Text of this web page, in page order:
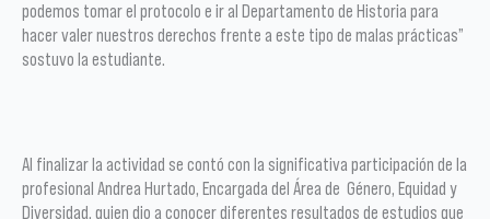
podemos tomar el protocolo e ir al Departamento de Historia para
hacer valer nuestros derechos frente a este tipo de malas prácticas”
sostuvo la estudiante.
Al finalizar la actividad se contó con la significativa participación de la
profesional Andrea Hurtado, Encargada del Área de Género, Equidad y
Diversidad, quien dio a conocer diferentes resultados de estudios que